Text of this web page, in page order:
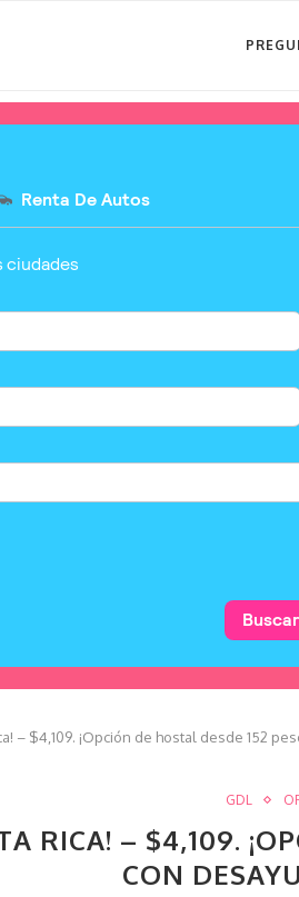
– $4,109. ¡Opción de hostal desde 152
GDL
RICA! – $4,109.
CON